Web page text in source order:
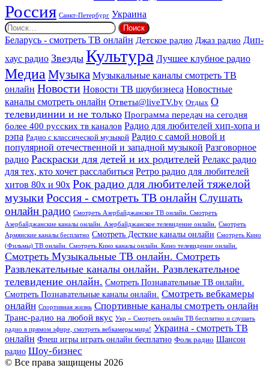
Россия Санкт-Петербург Украина
Найти:
Беларусь - смотреть ТВ онлайн Детское радио Джаз радио Дип-
хаус радио Звезды Культура Лучшее клубное радио
Медиа Музыка Музыкальные каналы смотреть ТВ
онлайн Новости Новости ТВ шоубизнеса Новостные
каналы смотреть онлайн Ответы@liveTV.by Отдых О
телевидинии и не только Программа передач на сегодня
более 400 русских тв каналов Радио для любителей хип-хопа и
рэпа Радио с классической музыкой Радио с самой новой и
популярной отечественной и западной музыкой Разговорное
радио Раскраски для детей и их родителей Релакс радио
для тех, кто хочет расслабиться Ретро радио для любителей
хитов 80х и 90х Рок радио для любителей тяжелой
музыкиРоссия - смотреть ТВ онлайнСлушать
онлайн радио Смотреть Азербайджанское ТВ онлайн. Смотреть
Азербайджанские каналы онлайн. Азербайджанское телевидение онлайн.
Смотреть
Армянские каналы бесплатно Смотреть Десткие каналы онлайн Смотреть Кино
(Фильмы) ТВ онлайн. Смотреть Кино каналы онлайн. Кино телевидение онлайн.
Смотреть Музыкальные ТВ онлайн. Смотреть
Развлекательные каналы онлайн. Развлекательное
телевидение онлайн. Смотреть Познавательные ТВ онлайн.
Смотреть Познавательные каналы онлайн. Смотреть вебкамеры
онлайн Спортивная жизнь Спортивные каналы смотреть онлайн
Транс-радио на любой вкус Укр » Смотреть онлайн ТВ бесплатно и слушать
радио в прямом эфире, смотреть вебкамеры мира! Украина - смотреть ТВ
онлайн Флеш игры играть онлайн бесплатно Фолк радио Шансон
радио Шоу-бизнес
© Все права защищены 2026